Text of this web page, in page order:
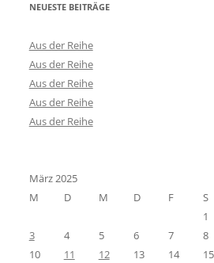
NEUESTE BEITRÄGE
Aus der Reihe
Aus der Reihe
Aus der Reihe
Aus der Reihe
Aus der Reihe
März 2025
M
D M D F S
1
3
4 5 6 7 8
10
11 12 13 14 15